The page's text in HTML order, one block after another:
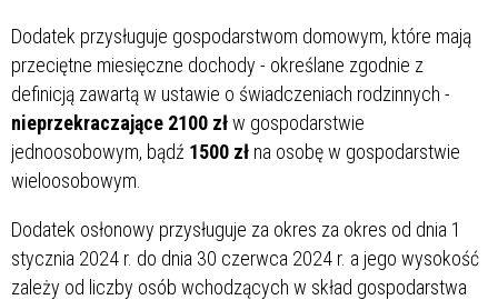
Dodatek przysługuje gospodarstwom domowym, które mają
przeciętne miesięczne dochody - określane zgodnie z
definicją zawartą w ustawie o świadczeniach rodzinnych -
nieprzekraczające 2100 złw gospodarstwie
jednoosobowym, bądź 1500 zł na osobę w gospodarstwie
wieloosobowym.
Dodatek osłonowy przysługuje za okres za okres od dnia 1
stycznia 2024 r. do dnia 30 czerwca 2024 r. a jego wysokość
zależy od liczby osób wchodzących w skład gospodarstwa